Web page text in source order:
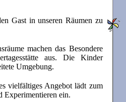
Gast in unseren Räumen zu
machen das Besondere
aus. Die Kinder
Umgebung.
vielfältiges Angebot lädt zum
Experimentieren ein.